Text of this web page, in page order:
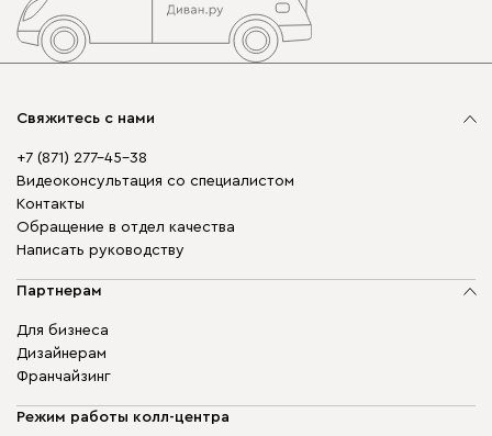
Свяжитесь с нами
+7 (871) 277-45-38
Видеоконсультация со специалистом
Контакты
Обращение в отдел качества
Написать руководству
Партнерам
Для бизнеса
Дизайнерам
Франчайзинг
Режим работы колл-центра